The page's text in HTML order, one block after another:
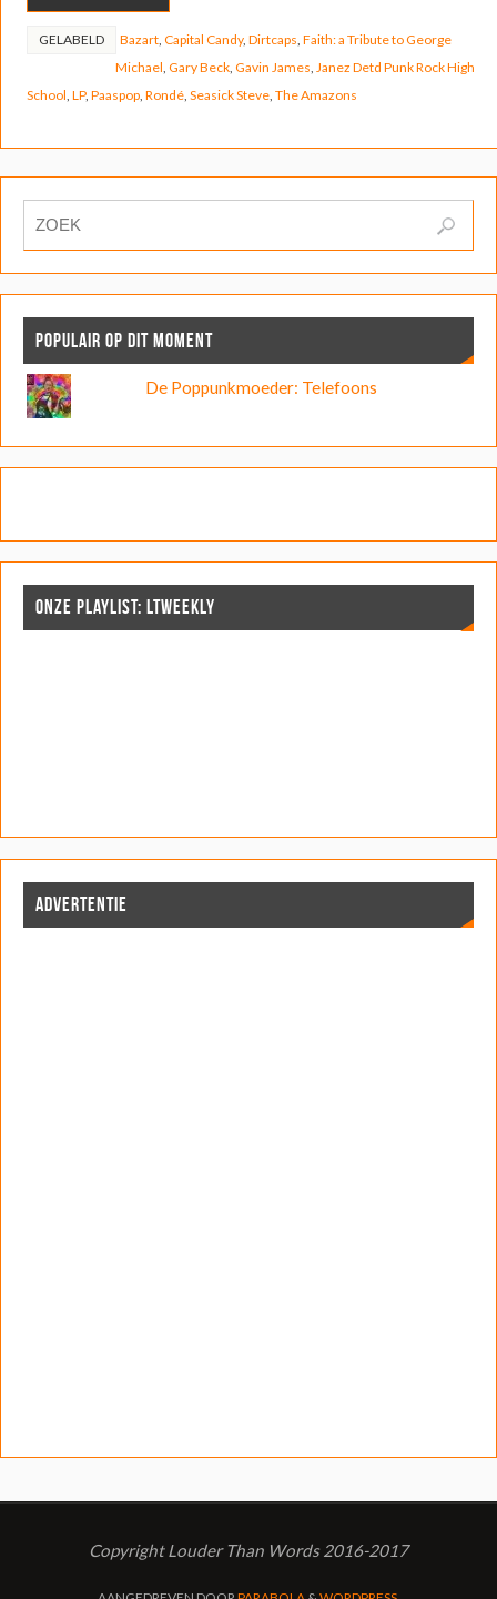
GELABELD Bazart, Capital Candy, Dirtcaps Faith: a Tribute to George
Michael Gary Beck, Gavin James Janez Detd Punk Rock High
School LP, Paaspop, Rondé, Seasick Steve, The Amazons
POPULAIR OP DIT MOMENT
De Poppunkmoeder: Telefoons
ONZE PLAYLIST: LTWEEKLY
ADVERTENTIE
Copyright Louder Than Words 2016-2017